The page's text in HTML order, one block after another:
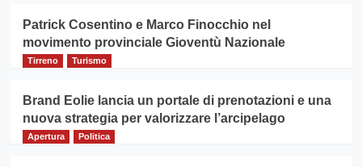
Patrick Cosentino e Marco Finocchio nel
movimento provinciale Gioventù Nazionale
Tirreno Turismo
Brand Eolie lancia un portale di prenotazioni e una
nuova strategia per valorizzare l’arcipelago
Apertura Politica